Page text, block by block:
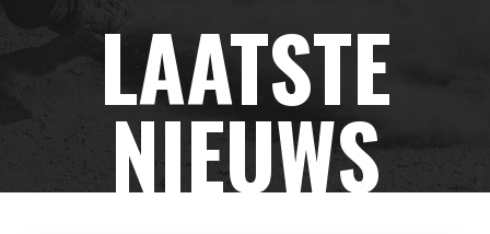
LAATSTE
NIEUWS